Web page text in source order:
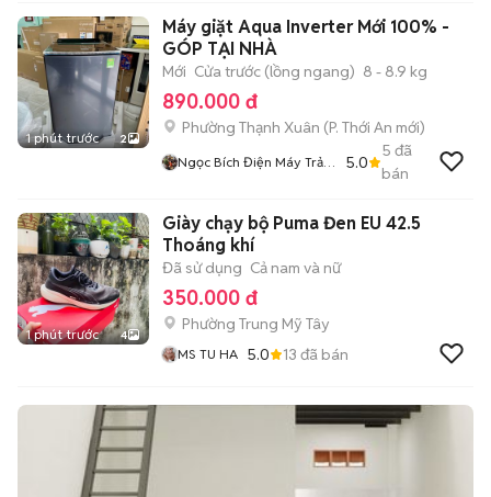
1 phút trước 2
Máy giặt Aqua Inverter Mới 100% -
GÓP TẠI NHÀ
Mới Cửa trước (lồng ngang) 8 - 8.9 kg
890.000 đ
Phường Thạnh Xuân (P. Thới An mới)
Ngọc Bích Điện Máy Trả
5.0
5 đã
bán
1 phút trước 4
Giày chạy bộ Puma Đen EU 42.5
Thoáng khí
Đã sử dụng Cả nam và nữ
350.000 đ
Phường Trung Mỹ Tây
MS TU HA 5.0 13 đã bán